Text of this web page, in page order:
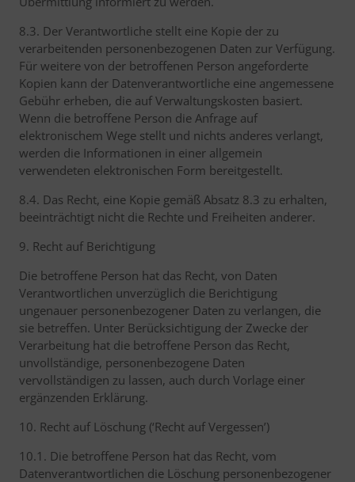
8.3. Der Verantwortliche stellt eine Kopie der zu
verarbeitenden personenbezogenen Daten zur Verfügung.
Für weitere von der betroffenen Person angeforderte
Kopien kann der Datenverantwortliche eine angemessene
Gebühr erheben, die auf Verwaltungskosten basiert.
Wenn die betroffene Person die Anfrage auf
elektronischem Wege stellt und nichts anderes verlangt,
werden die Informationen in einer allgemein
verwendeten elektronischen Form bereitgestellt.
8.4. Das Recht, eine Kopie gemäß Absatz 8.3 zu erhalten,
beeinträchtigt nicht die Rechte und Freiheiten anderer.
9. Recht auf Berichtigung
Die betroffene Person hat das Recht, von Daten
Verantwortlichen unverzüglich die Berichtigung
ungenauer personenbezogener Daten zu verlangen, die
sie betreffen. Unter Berücksichtigung der Zwecke der
Verarbeitung hat die betroffene Person das Recht,
unvollständige, personenbezogene Daten
vervollständigen zu lassen, auch durch Vorlage einer
ergänzenden Erklärung.
10. Recht auf Löschung (‘Recht auf Vergessen’)
10.1. Die betroffene Person hat das Recht, vom
Datenverantwortlichen die Löschung personenbezogener